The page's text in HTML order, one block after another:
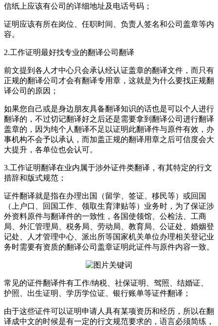
信纸上应该有公司的详细地址及电话号码；
证明应该有所在岗位、任职时间、负责人签名和公司盖章等内
容。
2.工作证明最好找专业的翻译公司翻译
前文提到各人才中心只会承认经认证盖章的翻译文件，而只有
正规的翻译公司才会有翻译专用章，这就是为什么要找正规翻
译公司的原因；
如果您自己或是身边朋友具备翻译知识的话也是可以个人进行
翻译的，不过切记翻译好之后还是需要拿到翻译公司进行翻译
盖章的，因为纯个人翻译不足以证明此翻译件与原件有效，办
事机构不会予以承认，而加盖正规的翻译用章之后可信度会大
大提升，各单位也会认可。
3.工作证明翻译在业内属于涉外证件类翻译，有其特定的行文
措辞和版式规范；
证件翻译就是指在办理出国（留学、签证、移民等）或回国
（上户口、回国工作、领取生育津贴等）业务时，为了保证涉
外资料原件与翻译件的一致性，各国使领馆、公检法、工商
局、外汇管理局、税务局、劳动局、教育局、公证处、婚姻登
记处、人才管理中心、派出所等国家机关单位办理相关登记业
务时需要有资质的翻译公司盖章证明此证件与原件内容一致。
常见的证件翻译件有工作/纳税、社保证明、驾照、结婚证、
护照、出生证明、学历学位证、银行账单等证件翻译；
由于这些证件可以证明申请人具有某项资历和经历，所以在翻
译成中文的时候是有一定的行文规范要求的，语言必须简练，